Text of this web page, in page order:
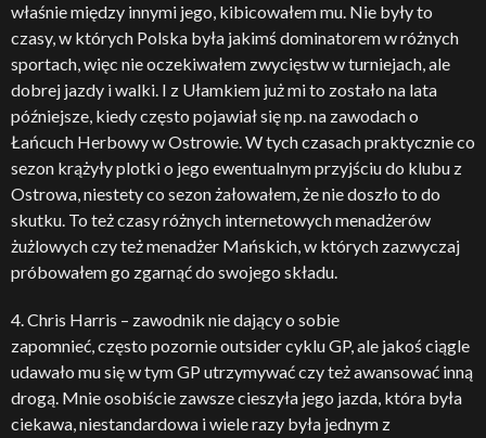
właśnie między innymi jego, kibicowałem mu. Nie były to
czasy, w których Polska była jakimś dominatorem w różnych
sportach, więc nie oczekiwałem zwycięstw w turniejach, ale
dobrej jazdy i walki. I z Ułamkiem już mi to zostało na lata
późniejsze, kiedy często pojawiał się np. na zawodach o
Łańcuch Herbowy w Ostrowie. W tych czasach praktycznie co
sezon krążyły plotki o jego ewentualnym przyjściu do klubu z
Ostrowa, niestety co sezon żałowałem, że nie doszło to do
skutku. To też czasy różnych internetowych menadżerów
żużlowych czy też menadżer Mańskich, w których zazwyczaj
próbowałem go zgarnąć do swojego składu.
4. Chris Harris – zawodnik nie dający o sobie
zapomnieć, często pozornie outsider cyklu GP, ale jakoś ciągle
udawało mu się w tym GP utrzymywać czy też awansować inną
drogą. Mnie osobiście zawsze cieszyła jego jazda, która była
ciekawa, niestandardowa i wiele razy była jednym z